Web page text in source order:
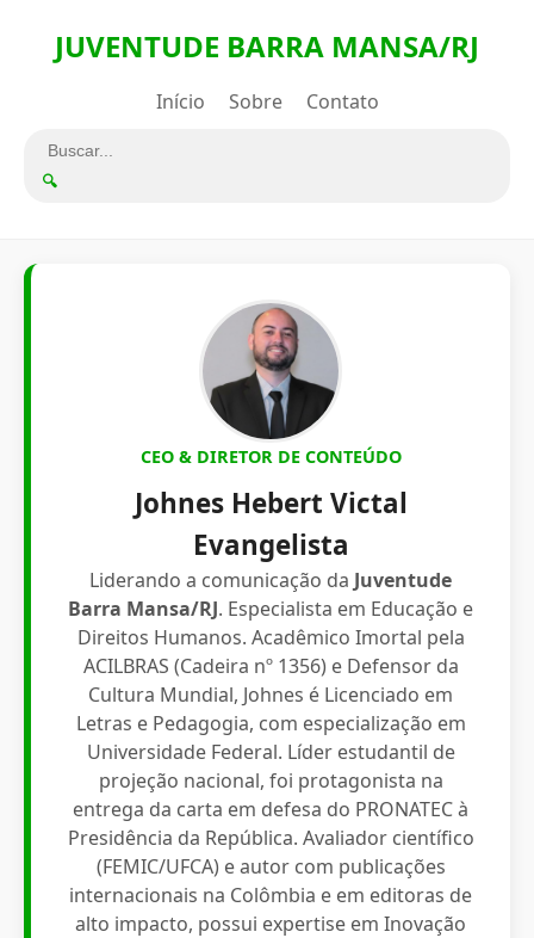
JUVENTUDE BARRA MANSA/RJ
Início Sobre Contato
🔍
CEO & DIRETOR DE CONTEÚDO
Johnes Hebert Victal
Evangelista
Liderando a comunicação da Juventude
Barra Mansa/RJ. Especialista em Educação e
Direitos Humanos. Acadêmico Imortal pela
ACILBRAS (Cadeira nº 1356) e Defensor da
Cultura Mundial, Johnes é Licenciado em
Letras e Pedagogia, com especialização em
Universidade Federal. Líder estudantil de
projeção nacional, foi protagonista na
entrega da carta em defesa do PRONATEC à
Presidência da República. Avaliador científico
(FEMIC/UFCA) e autor com publicações
internacionais na Colômbia e em editoras de
alto impacto, possui expertise em Inovação